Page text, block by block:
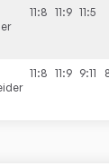
11:8 11:9 11:5
11:8 11:9 9:11